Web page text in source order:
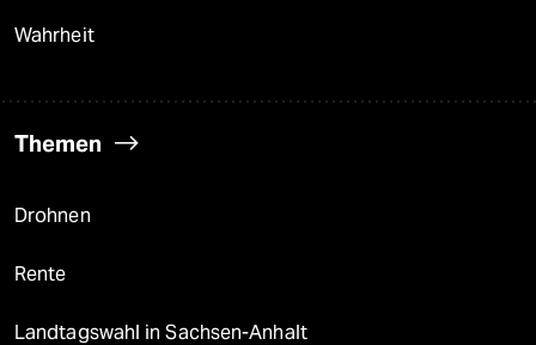
Wahrheit
Themen
Drohnen
Rente
Landtagswahl in Sachsen-Anhalt